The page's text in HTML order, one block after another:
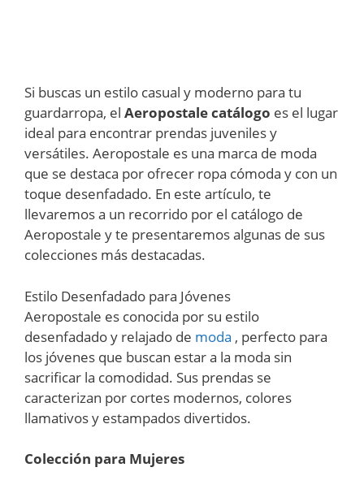
Si buscas un estilo casual y moderno para tu
guardarropa, el Aeropostalecatálogo es el lugar
ideal para encontrar prendas juveniles y
versátiles. Aeropostale es una marca de moda
que se destaca por ofrecer ropa cómoda y con un
toque desenfadado. En este artículo, te
llevaremos a un recorrido por el catálogo de
Aeropostale y te presentaremos algunas de sus
colecciones más destacadas.
Estilo Desenfadado para Jóvenes
Aeropostale es conocida por su estilo
desenfadado y relajado de moda , perfecto para
los jóvenes que buscan estar a la moda sin
sacrificar la comodidad. Sus prendas se
caracterizan por cortes modernos, colores
llamativos y estampados divertidos.
Colección para Mujeres